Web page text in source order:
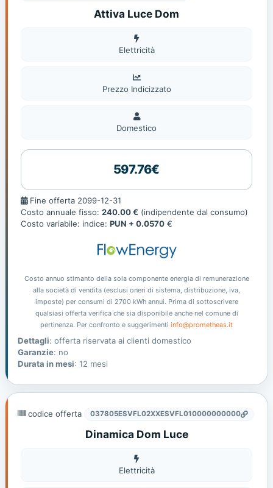
Attiva Luce Dom
Elettricità
Elettricità
Prezzo Indicizzato
Domestico
Domestico
597.76€
Fine
offerta
Fine offerta 2099-12-31
Costo annuale fisso: 240.00 € (indipendente dal consumo)
Costo variabile: indice: PUN + 0.0570 €
Costo annuo stimanto della sola componente energia di remunerazione
alla società di vendita (esclusi oneri di sistema, distribuzione, iva,
imposte) per consumi di 2700 kWh annui. Prima di sottoscrivere
qualsiasi offerta verifica che sia disponibile anche nel comune di
pertinenza. Per confronto e suggerimenti info@prometheas.it
Dettagli: offerta riservata ai clienti domestico
Garanzie: no
Durata in mesi: 12 mesi
codice offerta 037805ESVFL02XXESVFL010000000000
Dinamica Dom Luce
Elettricità
Elettricità